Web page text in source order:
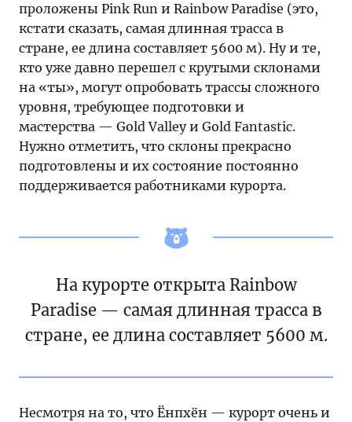
проложены Pink Run и Rainbow Paradise (это,
кстати сказать, самая длинная трасса в
стране, ее длина составляет 5600 м). Ну и те,
кто уже давно перешел с крутыми склонами
на «ты», могут опробовать трассы сложного
уровня, требующее подготовки и
мастерства — Gold Valley и Gold Fantastic.
Нужно отметить, что склоны прекрасно
подготовлены и их состояние постоянно
поддерживается работниками курорта.
На курорте открыта Rainbow
Paradise — самая длинная трасса в
стране, ее длина составляет 5600 м.
Несмотря на то, что Ёнпхён — курорт очень и